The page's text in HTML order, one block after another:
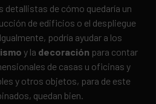
detallistas de cómo quedaría un
de edificios o el despliegue
podría ayudar a los
y la decoración para contar
de casas u oficinas y
y otros objetos, para de este
quedan bien.